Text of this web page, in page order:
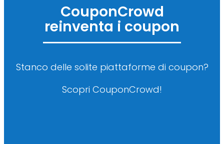
CouponCrowd
reinventa i coupon
Stanco delle solite piattaforme di coupon?
Scopri CouponCrowd!